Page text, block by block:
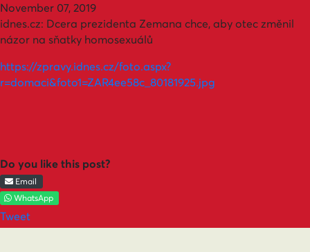
November 07, 2019
idnes.cz: Dcera prezidenta Zemana chce, aby otec změnil
názor na sňatky homosexuálů
https://zpravy.idnes.cz/foto.aspx?
r=domaci&foto1=ZAR4ee58c_80181925.jpg
Do you like this post?
Email
WhatsApp
Tweet